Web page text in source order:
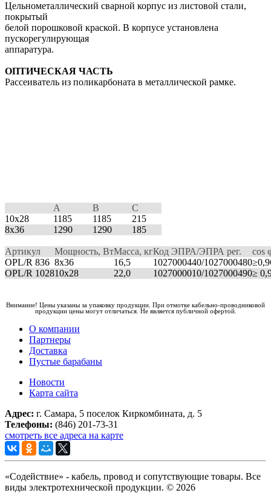
Цельнометаллический сварной корпус из листовой стали,
покрытый
белой порошковой краской. В корпусе установлена
пускорегулирующая
аппаратура.
ОПТИЧЕСКАЯ ЧАСТЬ
Рассеиватель из поликарбоната в металлической рамке.
A B
C
10x28
1185 1185
215
8x36
1290 1290 185
Артикул Мощность, ВтМасса, кгКод ЭПРА/ЭПРА рег.
cos
OPL/R 836 8x36 16,5 1027000440/1027000480
OPL/R 102810x28 22,0 1027000010/1027000490≥
Внимание! Цены указаны за упаковку продукции. При отмотке кабельно-проводниковой
продукции цены могут отличаться. Не является публичной офертой.
О компании
Партнеры
Доставка
Пустые барабаны
Новости
Карта сайта
Адрес: г. Самара, 5 поселок Киркомбината, д. 5
Телефоны: (846) 201-73-31
смотреть все адреса на карте
«Содействие» - кабель, провод и сопутствующие товары. Все
виды электротехнической продукции. © 2026